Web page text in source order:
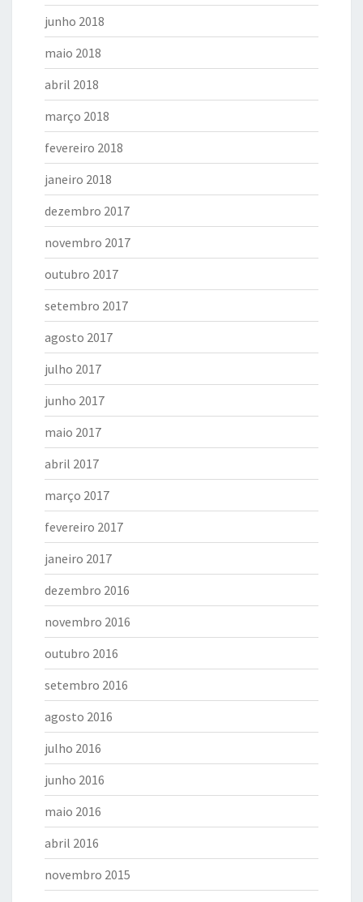
junho 2018
maio 2018
abril 2018
março 2018
fevereiro 2018
janeiro 2018
dezembro 2017
novembro 2017
outubro 2017
setembro 2017
agosto 2017
julho 2017
junho 2017
maio 2017
abril 2017
março 2017
fevereiro 2017
janeiro 2017
dezembro 2016
novembro 2016
outubro 2016
setembro 2016
agosto 2016
julho 2016
junho 2016
maio 2016
abril 2016
novembro 2015